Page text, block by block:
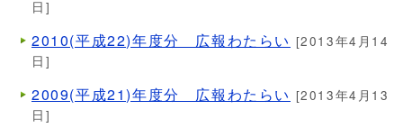
日]
2010(平成22)年度分 広報わたらい [2013年4月14
日]
2009(平成21)年度分 広報わたらい [2013年4月13
日]